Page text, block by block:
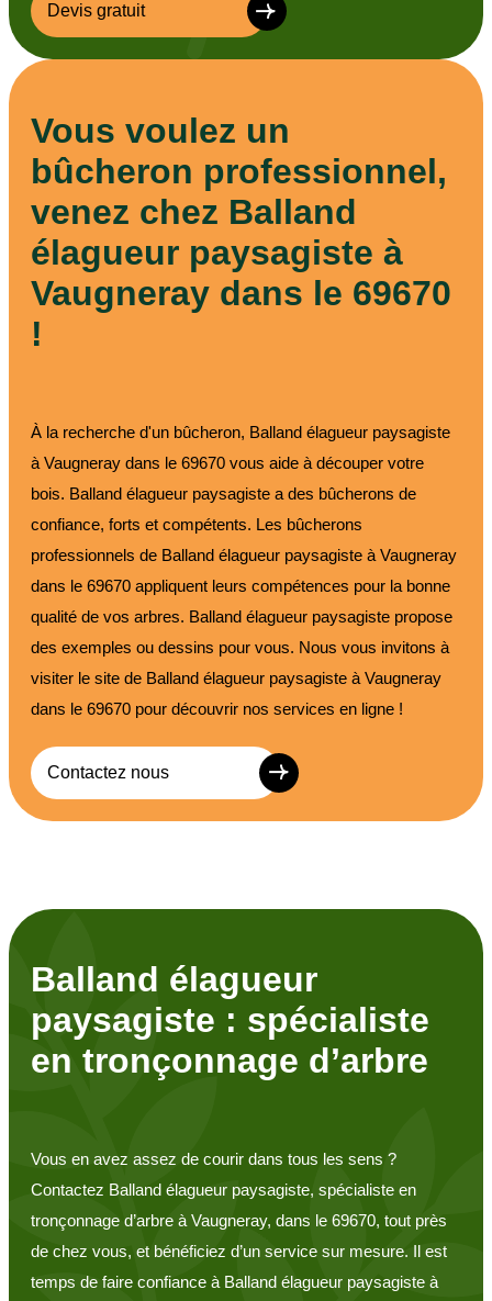
Devis gratuit
Vous voulez un
bûcheron professionnel,
venez chez Balland
élagueur paysagiste à
Vaugneray dans le 69670
!
À la recherche d'un bûcheron, Balland élagueur paysagiste
à Vaugneray dans le 69670 vous aide à découper votre
bois. Balland élagueur paysagiste a des bûcherons de
confiance, forts et compétents. Les bûcherons
professionnels de Balland élagueur paysagiste à Vaugneray
dans le 69670 appliquent leurs compétences pour la bonne
qualité de vos arbres. Balland élagueur paysagiste propose
des exemples ou dessins pour vous. Nous vous invitons à
visiter le site de Balland élagueur paysagiste à Vaugneray
dans le 69670 pour découvrir nos services en ligne !
Contactez nous
Balland élagueur
paysagiste : spécialiste
en tronçonnage d’arbre
Vous en avez assez de courir dans tous les sens ?
Contactez Balland élagueur paysagiste, spécialiste en
tronçonnage d’arbre à Vaugneray, dans le 69670, tout près
de chez vous, et bénéficiez d’un service sur mesure. Il est
temps de faire confiance à Balland élagueur paysagiste à